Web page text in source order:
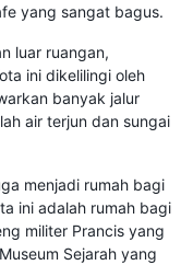
yang sangat bagus.
luar ruangan,
ini dikelilingi oleh
banyak jalur
air terjun dan sungai
menjadi rumah bagi
ini adalah rumah bagi
militer Prancis yang
Sejarah yang